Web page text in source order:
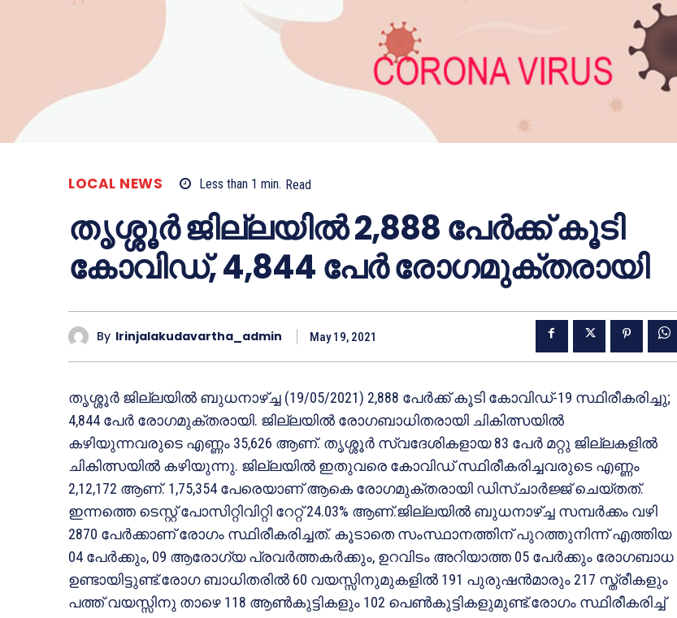
LOCAL NEWS Less than 1 min. Read
തൃശ്ശൂര്‍ ജില്ലയിൽ 2,888 പേര്‍ക്ക് കൂടി
കോവിഡ്, 4,844 പേര്‍ രോഗമുക്തരായി
By Irinjalakudavartha_admin May 19, 2021
തൃശ്ശൂര്‍ ജില്ലയിൽ ബുധനാഴ്ച്ച (19/05/2021) 2,888 പേര്‍ക്ക് കൂടി കോവിഡ്-19 സ്ഥിരീകരിച്ചു;
4,844 പേര്‍ രോഗമുക്തരായി. ജില്ലയിൽ രോഗബാധിതരായി ചികിത്സയിൽ
കഴിയുന്നവരുടെ എണ്ണം 35,626 ആണ്. തൃശ്ശൂര്‍ സ്വദേശികളായ 83 പേര്‍ മറ്റു ജില്ലകളിൽ
ചികിത്സയിൽ കഴിയുന്നു. ജില്ലയിൽ ഇതുവരെ കോവിഡ് സ്ഥിരീകരിച്ചവരുടെ എണ്ണം
2,12,172 ആണ്. 1,75,354 പേരെയാണ് ആകെ രോഗമുക്തരായി ഡിസ്ചാര്‍ജ്ജ് ചെയ്തത്.
ഇന്നത്തെ ടെസ്റ്റ് പോസിറ്റിവിറ്റി റേറ്റ് 24.03% ആണ്.ജില്ലയിൽ ബുധനാഴ്ച്ച സമ്പര്‍ക്കം വഴി
2870 പേര്‍ക്കാണ് രോഗം സ്ഥിരീകരിച്ചത്. കൂടാതെ സംസ്ഥാനത്തിന് പുറത്തുനിന്ന് എത്തിയ
04 പേര്‍ക്കും, 09 ആരോഗ്യ പ്രവര്‍ത്തകര്‍ക്കും, ഉറവിടം അറിയാത്ത 05 പേര്‍ക്കും രോഗബാധ
ഉണ്ടായിട്ടുണ്ട്.രോഗ ബാധിതരിൽ 60 വയസ്സിനുമുകളിൽ 191 പുരുഷന്‍മാരും 217 സ്ത്രീകളും
പത്ത് വയസ്സിനു താഴെ 118 ആണ്‍കുട്ടികളും 102 പെണ്‍കുട്ടികളുമുണ്ട്.രോഗം സ്ഥിരീകരിച്ച്